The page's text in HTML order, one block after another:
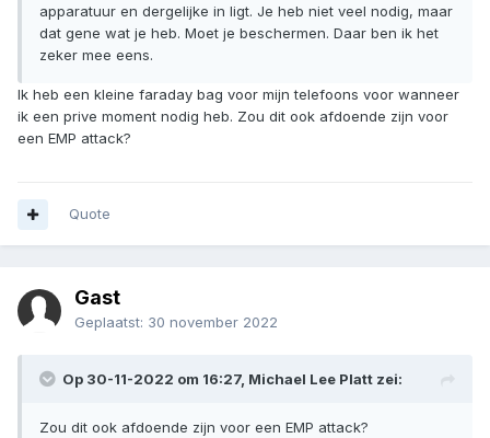
apparatuur en dergelijke in ligt. Je heb niet veel nodig, maar
dat gene wat je heb. Moet je beschermen. Daar ben ik het
zeker mee eens.
Ik heb een kleine faraday bag voor mijn telefoons voor wanneer
ik een prive moment nodig heb. Zou dit ook afdoende zijn voor
een EMP attack?
Quote
Gast
Geplaatst: 30 november 2022
Op 30-11-2022 om 16:27, Michael Lee Platt zei:
Zou dit ook afdoende zijn voor een EMP attack?